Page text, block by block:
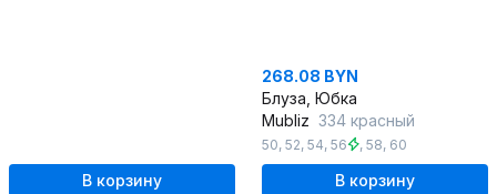
В корзину
268.08 BYN
Блуза, Юбка
Mubliz 334 красный
50, 52, 54, 56 , 58, 60
В корзину